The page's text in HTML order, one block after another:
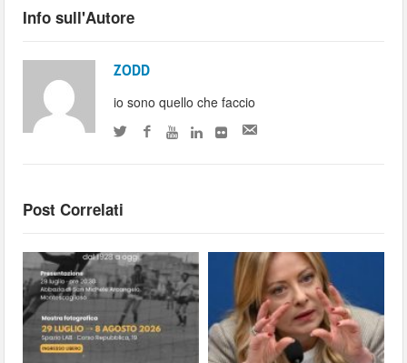
Info sull'Autore
ZODD
io sono quello che faccio
Post Correlati